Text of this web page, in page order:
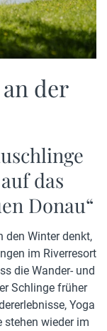
der
das
Donau“
den Winter denkt,
im Riverresort
die Wander- und
Schlinge früher
Yoga
stehen wieder im